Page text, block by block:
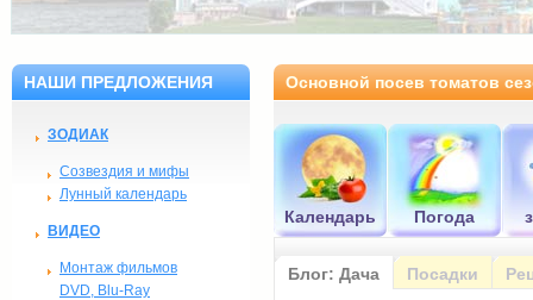
НАШИ ПРЕДЛОЖЕНИЯ
ЗОДИАК
Созвездия и мифы
Лунный календарь
ВИДЕО
Монтаж фильмов
DVD, Blu-Ray
Основной посев томатов
Календарь Погода
Блог: Дача Посадки